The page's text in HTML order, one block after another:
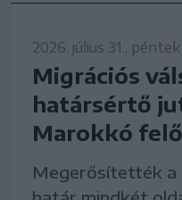
2026. július 31., péntek
Migrációs
határsértő
Marokkó
Megerősítették a